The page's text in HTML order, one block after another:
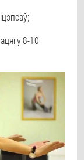
8-10